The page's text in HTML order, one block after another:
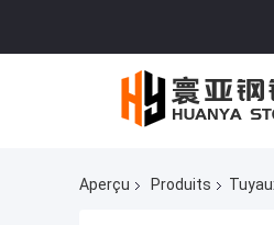
Aperçu Produits